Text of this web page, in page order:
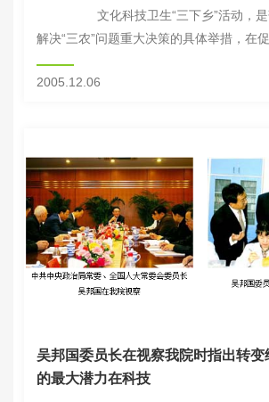
解决“三农”问题重大决策的具体举措，在
进步，满足农民精神文化需求，提高农村
都发挥了积极作...
2005.12.06
吴邦国委员长在视察我院时指出转变
的最大潜力在科技